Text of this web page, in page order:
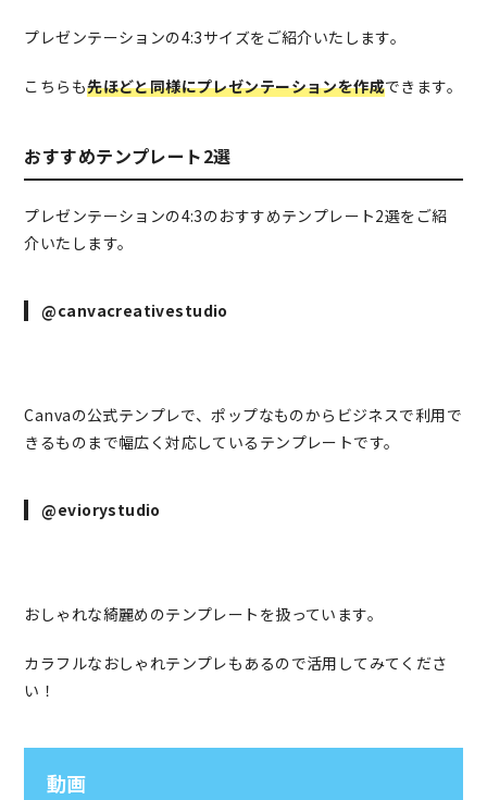
プレゼンテーションの4:3サイズをご紹介いたします。
こちらも先ほどと同様にプレゼンテーションを作成できます。
おすすめテンプレート2選
プレゼンテーションの4:3のおすすめテンプレート2選をご紹
介いたします。
@canvacreativestudio
Canvaの公式テンプレで、ポップなものからビジネスで利用で
きるものまで幅広く対応しているテンプレートです。
@eviorystudio
おしゃれな綺麗めのテンプレートを扱っています。
カラフルなおしゃれテンプレもあるので活用してみてくださ
い！
動画